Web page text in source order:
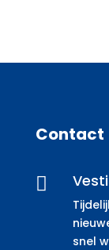
Contact

snel